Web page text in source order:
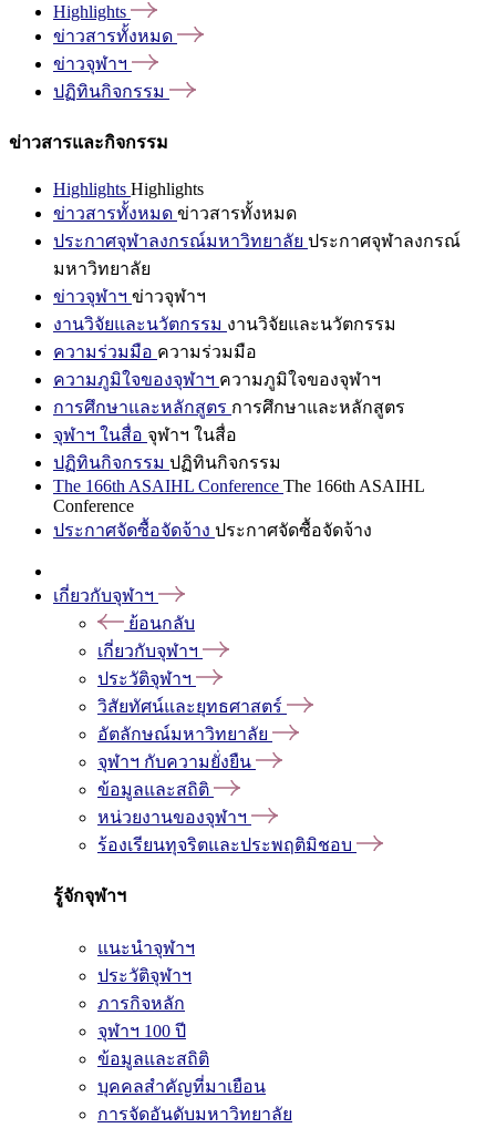
Highlights
ข่าวสารทั้งหมด
ข่าวจุฬาฯ
ปฏิทินกิจกรรม
ข่าวสารและกิจกรรม
Highlights Highlights
ข่าวสารทั้งหมด ข่าวสารทั้งหมด
ประกาศจุฬาลงกรณ์มหาวิทยาลัย ประกาศจุฬาลงกรณ์
มหาวิทยาลัย
ข่าวจุฬาฯ ข่าวจุฬาฯ
งานวิจัยและนวัตกรรม งานวิจัยและนวัตกรรม
ความร่วมมือ ความร่วมมือ
ความภูมิใจของจุฬาฯ ความภูมิใจของจุฬาฯ
การศึกษาและหลักสูตร การศึกษาและหลักสูตร
จุฬาฯ ในสื่อ จุฬาฯ ในสื่อ
ปฏิทินกิจกรรม ปฏิทินกิจกรรม
The 166th ASAIHL Conference The 166th ASAIHL
Conference
ประกาศจัดซื้อจัดจ้าง ประกาศจัดซื้อจัดจ้าง
เกี่ยวกับจุฬาฯ
ย้อนกลับ
เกี่ยวกับจุฬาฯ
ประวัติจุฬาฯ
วิสัยทัศน์และยุทธศาสตร์
อัตลักษณ์มหาวิทยาลัย
จุฬาฯ กับความยั่งยืน
ข้อมูลและสถิติ
หน่วยงานของจุฬาฯ
ร้องเรียนทุจริตและประพฤติมิชอบ
รู้จักจุฬาฯ
แนะนำจุฬาฯ
ประวัติจุฬาฯ
ภารกิจหลัก
จุฬาฯ 100 ปี
ข้อมูลและสถิติ
บุคคลสำคัญที่มาเยือน
การจัดอันดับมหาวิทยาลัย